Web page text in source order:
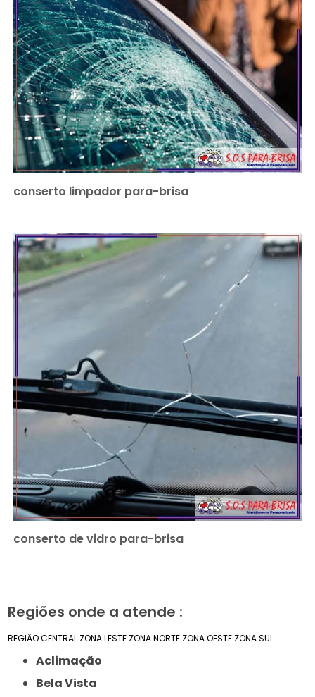
conserto limpador para-brisa
conserto de vidro para-brisa
Regiões onde a atende :
REGIÃO CENTRAL ZONA LESTE ZONA NORTE ZONA OESTE ZONA SUL
Aclimação
Bela Vista